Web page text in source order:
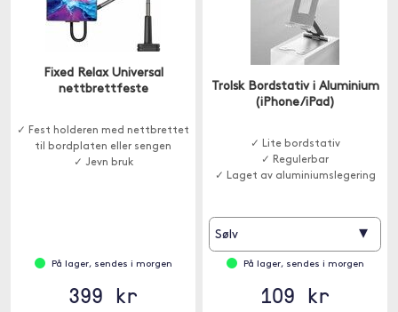
Fixed Relax Universal
nettbrettfeste
✓ Fest holderen med nettbrettet
til bordplaten eller sengen
✓ Jevn bruk
På lager, sendes i morgen
399 kr
Trolsk Bordstativ i Aluminium
(iPhone/iPad)
✓ Lite bordstativ
✓ Regulerbar
✓ Laget av aluminiumslegering
Sølv ▾
På lager, sendes i morgen
109 kr